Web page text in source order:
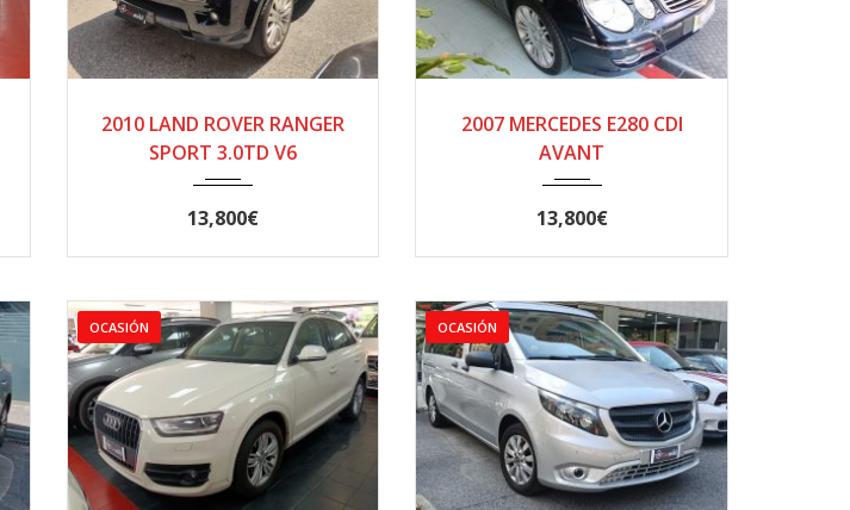
200000
2010 LAND ROVER RANGER
SPORT 3.0TD V6
13,800€
148000
2007 MERCEDES E280 CDI
AVANT
13,800€
OCASIÓN OCASIÓN